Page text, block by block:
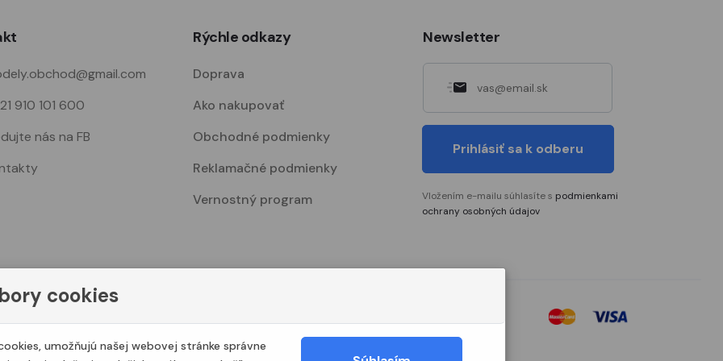
910 101 600
nás na FB
Rýchle odkazy
Doprava
Ako nakupovať
Obchodné podmienky
Reklamačné podmienky
Vernostný program
Newsletter
Prihlásiť sa k odberu
Vložením e-mailu súhlasíte s podmienkami
ochrany osobných údajov
cookies
umožňujú našej webovej stránke správne